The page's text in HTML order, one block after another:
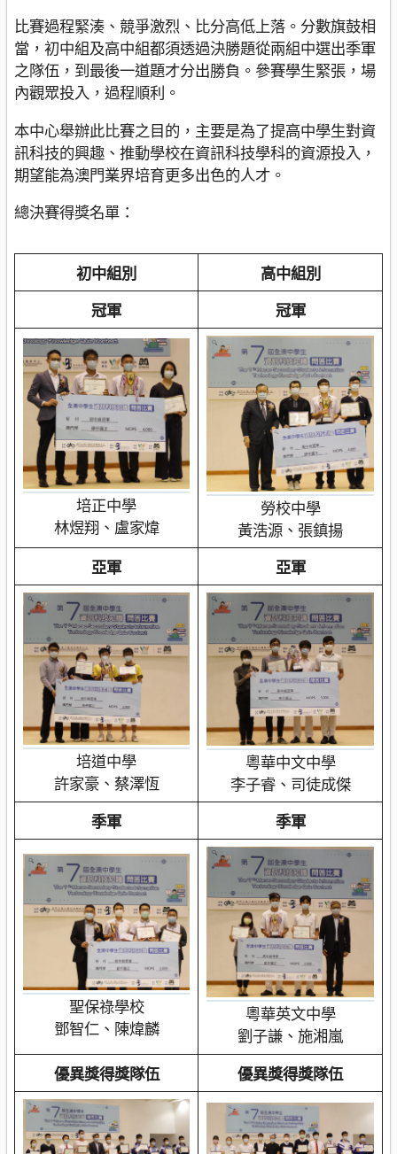
比賽過程緊湊、競爭激烈、比分高低上落。分數旗鼓相
當，初中組及高中組都須透過決勝題從兩組中選出季軍
之隊伍，到最後一道題才分出勝負。參賽學生緊張，場
內觀眾投入，過程順利。
本中心舉辦此比賽之目的，主要是為了提高中學生對資
訊科技的興趣、推動學校在資訊科技學科的資源投入，
期望能為澳門業界培育更多出色的人才。
總決賽得獎名單：
初中組別
高中組別
冠軍
冠軍
培正中學
林煜翔、盧家煒
勞校中學
黃浩源、張鎮揚
亞軍
亞軍
培道中學
許家豪、蔡澤恆
粵華中文中學
李子睿、司徒成傑
季軍
季軍
聖保祿學校
鄧智仁、陳煒麟
粵華英文中學
劉子謙、施湘嵐
優異獎得獎隊伍
優異獎得獎隊伍